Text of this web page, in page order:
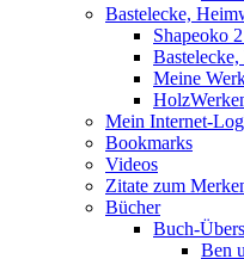
Bastelecke,
Shapeoko
Meine
Mein Internet-
Bookmarks
Videos
Zitate zum
Bücher
Buch-
Ben